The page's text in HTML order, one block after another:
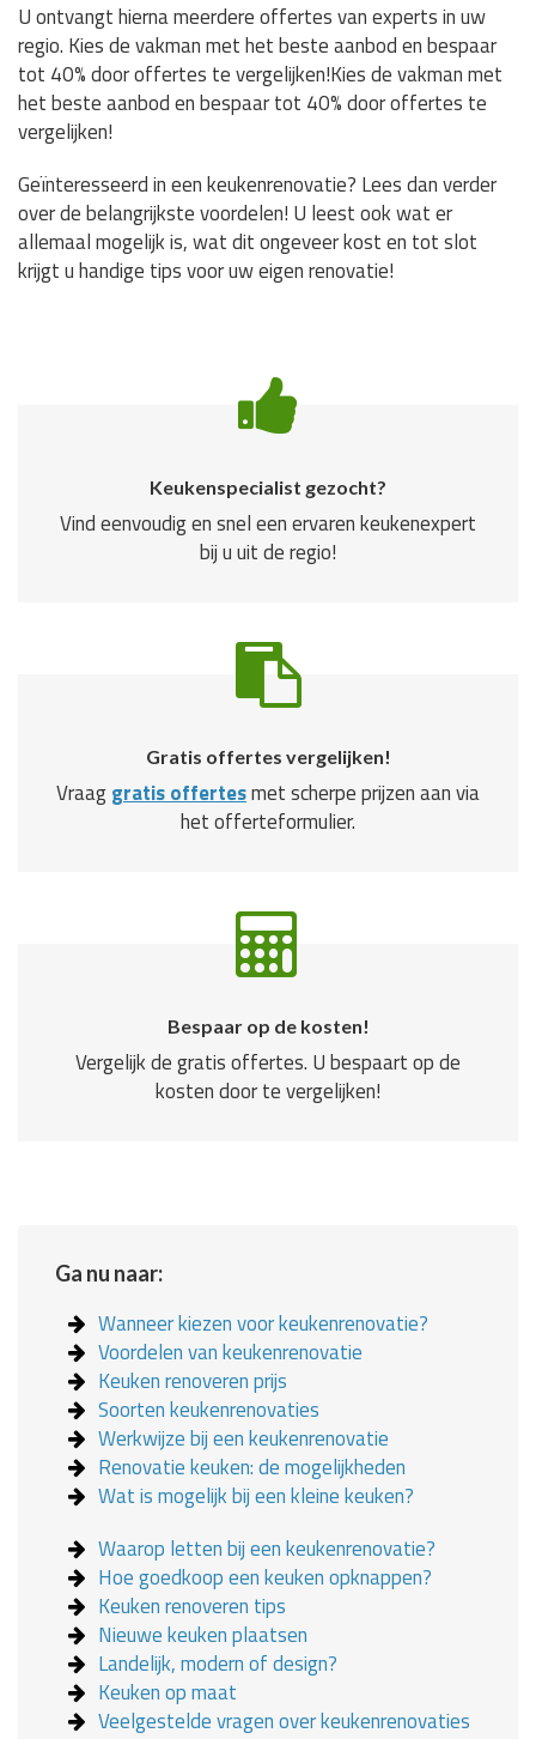
U ontvangt hierna meerdere offertes van experts in uw
regio. Kies de vakman met het beste aanbod en bespaar
tot 40% door offertes te vergelijken!Kies de vakman met
het beste aanbod en bespaar tot 40% door offertes te
vergelijken!
Geïnteresseerd in een keukenrenovatie? Lees dan verder
over de belangrijkste voordelen! U leest ook wat er
allemaal mogelijk is, wat dit ongeveer kost en tot slot
krijgt u handige tips voor uw eigen renovatie!
Keukenspecialist gezocht?
Vind eenvoudig en snel een ervaren keukenexpert
bij u uit de regio!
Gratis offertes vergelijken!
Vraaggratis offertesmet scherpe prijzen aan via
het offerteformulier.
Bespaar op de kosten!
Vergelijk de gratis offertes. U bespaart op de
kosten door te vergelijken!
Ga nu naar:
Wanneer kiezen voor keukenrenovatie?
Voordelen van keukenrenovatie
Keuken renoveren prijs
Soorten keukenrenovaties
Werkwijze bij een keukenrenovatie
Renovatie keuken: de mogelijkheden
Wat is mogelijk bij een kleine keuken?
Waarop letten bij een keukenrenovatie?
Hoe goedkoop een keuken opknappen?
Keuken renoveren tips
Nieuwe keuken plaatsen
Landelijk, modern of design?
Keuken op maat
Veelgestelde vragen over keukenrenovaties